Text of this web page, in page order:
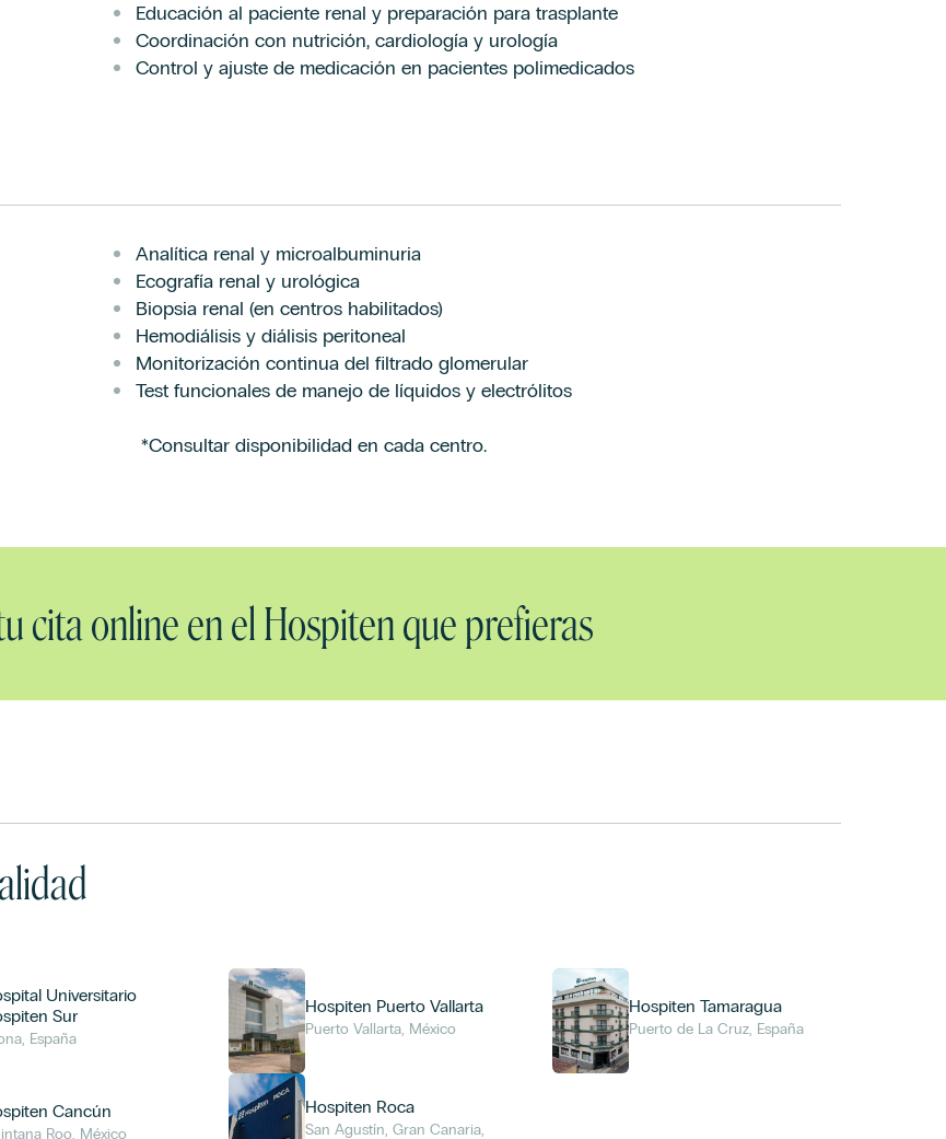
Educación al paciente renal y preparación para trasplante
Coordinación con nutrición, cardiología y urología
Control y ajuste de medicación en pacientes polimedicados
Analítica renal y microalbuminuria
Ecografía renal y urológica
Biopsia renal (en centros habilitados)
Hemodiálisis y diálisis peritoneal
Monitorización continua del filtrado glomerular
Test funcionales de manejo de líquidos y electrólitos
*Consultar disponibilidad en cada centro.
cita online en el Hospiten que prefieras
Universitario
Sur
España
Cancún
Roo, México
Hospiten Puerto Vallarta
Puerto Vallarta, México
Hospiten Roca
San Agustín, Gran Canaria,
Hospiten Tamaragua
Puerto de La Cruz, España